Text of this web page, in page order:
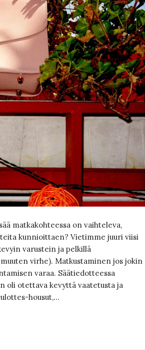
matkakohteessa on vaihteleva,
kunnioittaen? Vietimme juuri viisi
varustein ja pelkillä
virhe). Matkustaminen jos jokin
varaa. Säätiedotteessa
oli otettava kevyttä vaatetusta ja
housut,…